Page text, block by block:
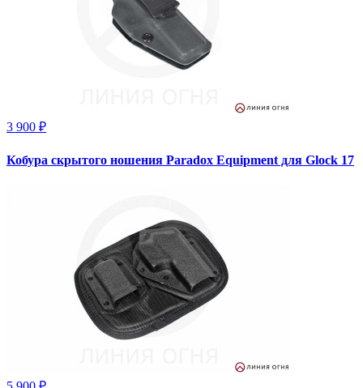
3 900 ₽
Кобура скрытого ношения Paradox Equipment для Glock 17